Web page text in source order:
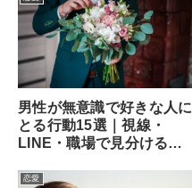
男性が無意識で好きな人に
とる行動15選｜視線・
LINE・職場で見分ける方
恋愛